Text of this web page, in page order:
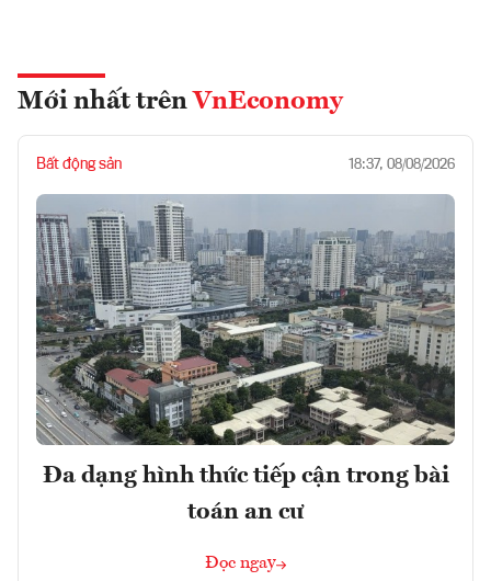
Mới nhất trên VnEconomy
Bất động sản 18:37, 08/08/2026
Đa dạng hình thức tiếp cận trong bài
toán an cư
Đọc ngay